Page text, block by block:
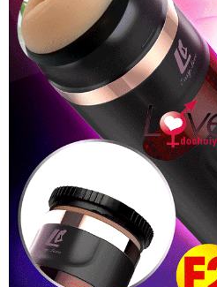
Co
Bóp
Sưởi
Ấm
Phê
Nhật
Bản
FreeLander